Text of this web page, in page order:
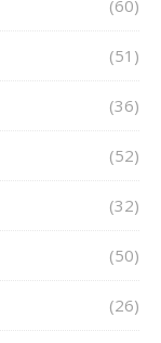
(60)
(51)
(36)
(52)
(32)
(50)
(26)